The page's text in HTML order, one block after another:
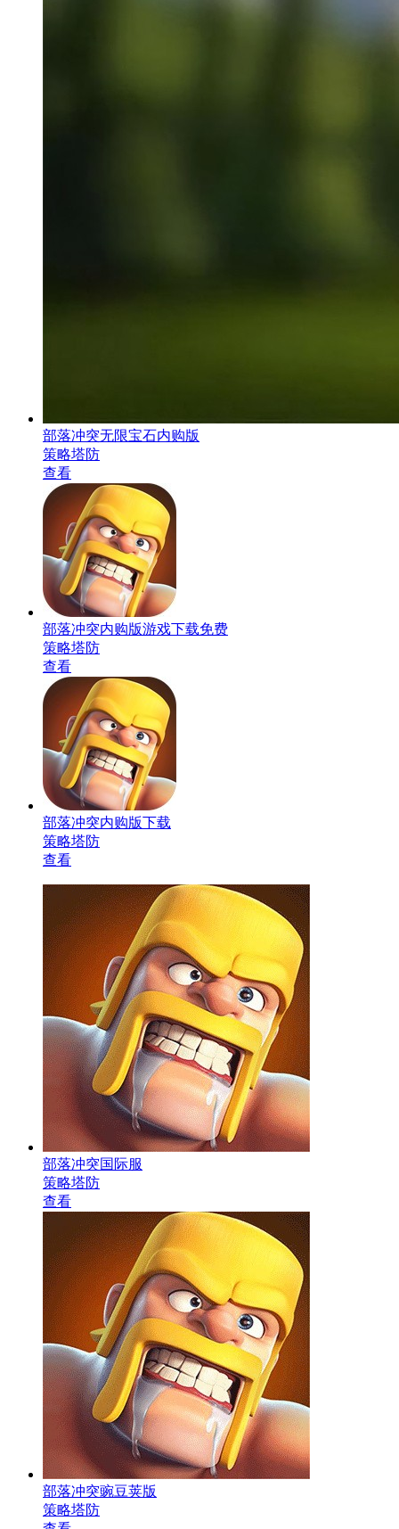
部落冲突无限宝石内购版
策略塔防
查看
部落冲突内购版游戏下载免费
策略塔防
查看
部落冲突内购版下载
策略塔防
查看
部落冲突国际服
策略塔防
查看
部落冲突豌豆荚版
策略塔防